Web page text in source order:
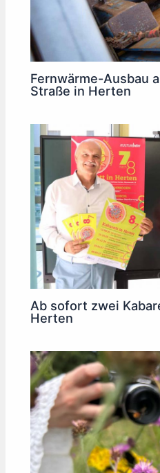
Fernwärme-Ausbau
Straße in Herten
Ab sofort zwei
Herten